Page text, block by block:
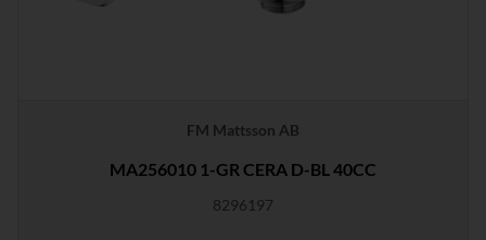
FM Mattsson AB
MA256010 1-GR CERA D-BL 40CC
8296197